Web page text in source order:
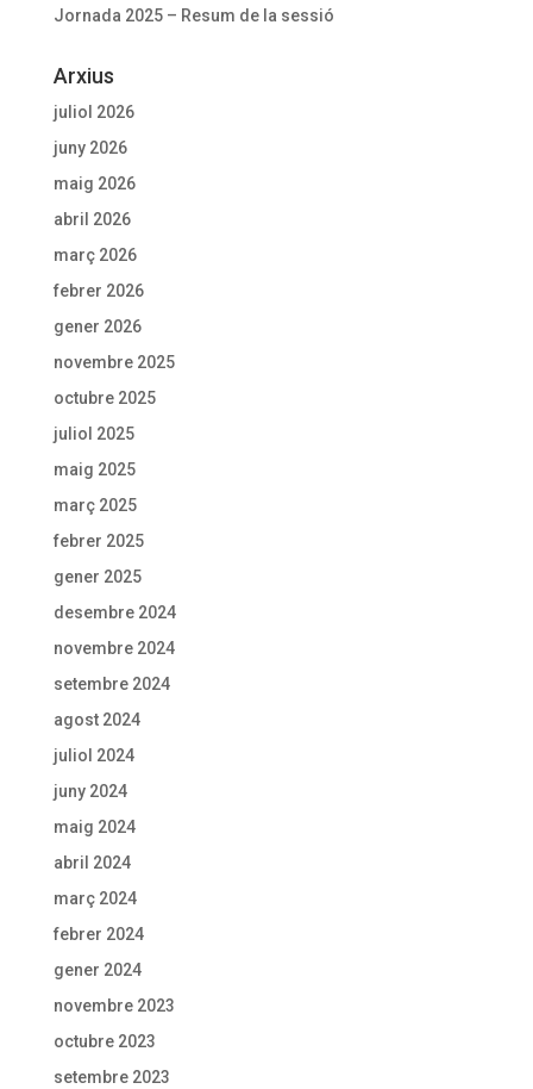
Jornada 2025 – Resum de la sessió
Arxius
juliol 2026
juny 2026
maig 2026
abril 2026
març 2026
febrer 2026
gener 2026
novembre 2025
octubre 2025
juliol 2025
maig 2025
març 2025
febrer 2025
gener 2025
desembre 2024
novembre 2024
setembre 2024
agost 2024
juliol 2024
juny 2024
maig 2024
abril 2024
març 2024
febrer 2024
gener 2024
novembre 2023
octubre 2023
setembre 2023